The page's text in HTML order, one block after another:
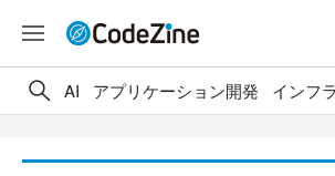
AI アプリケーション開発 インフラ